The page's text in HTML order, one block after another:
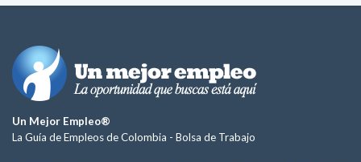
Un Mejor Empleo®
La Guía de Empleos de Colombia - Bolsa de Trabajo